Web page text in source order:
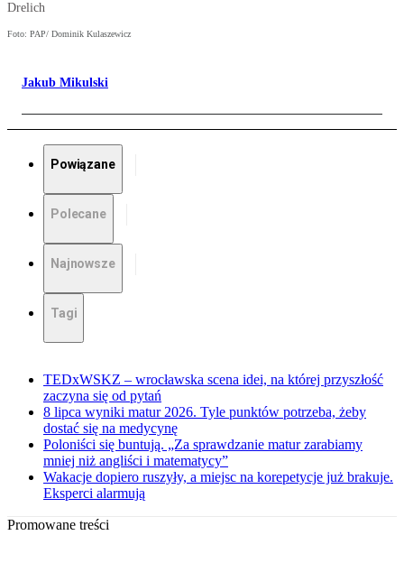
Drelich
Foto: PAP/ Dominik Kulaszewicz
Jakub Mikulski
Powiązane
Polecane
Najnowsze
Tagi
TEDxWSKZ – wrocławska scena idei, na której przyszłość
zaczyna się od pytań
8 lipca wyniki matur 2026. Tyle punktów potrzeba, żeby
dostać się na medycynę
Poloniści się buntują. „Za sprawdzanie matur zarabiamy
mniej niż angliści i matematycy”
Wakacje dopiero ruszyły, a miejsc na korepetycje już brakuje.
Eksperci alarmują
Promowane treści